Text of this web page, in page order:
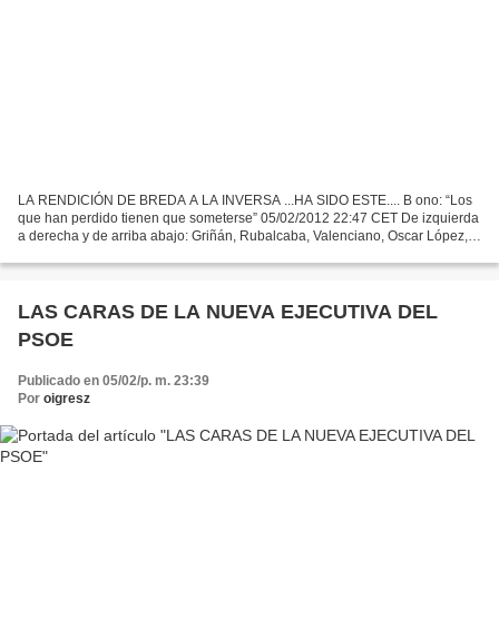
LA RENDICIÓN DE BREDA A LA INVERSA ...HA SIDO ESTE.... B ono: “Los
que han perdido tienen que someterse” 05/02/2012 22:47 CET De izquierda
a derecha y de arriba abajo: Griñán, Rubalcaba, Valenciano, Oscar López,
LAS CARAS DE LA NUEVA EJECUTIVA DEL
PSOE
Publicado en 05/02/p. m. 23:39
Por oigresz